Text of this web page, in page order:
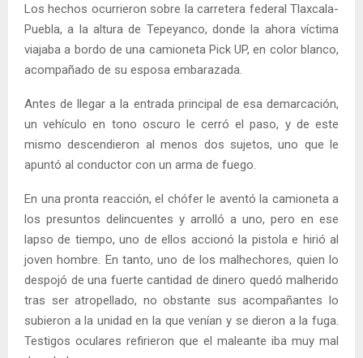
Los hechos ocurrieron sobre la carretera federal Tlaxcala-
Puebla, a la altura de Tepeyanco, donde la ahora víctima
viajaba a bordo de una camioneta Pick UP, en color blanco,
acompañado de su esposa embarazada.
Antes de llegar a la entrada principal de esa demarcación,
un vehículo en tono oscuro le cerró el paso, y de este
mismo descendieron al menos dos sujetos, uno que le
apuntó al conductor con un arma de fuego.
En una pronta reacción, el chófer le aventó la camioneta a
los presuntos delincuentes y arrolló a uno, pero en ese
lapso de tiempo, uno de ellos accionó la pistola e hirió al
joven hombre. En tanto, uno de los malhechores, quien lo
despojó de una fuerte cantidad de dinero quedó malherido
tras ser atropellado, no obstante sus acompañantes lo
subieron a la unidad en la que venían y se dieron a la fuga.
Testigos oculares refirieron que el maleante iba muy mal